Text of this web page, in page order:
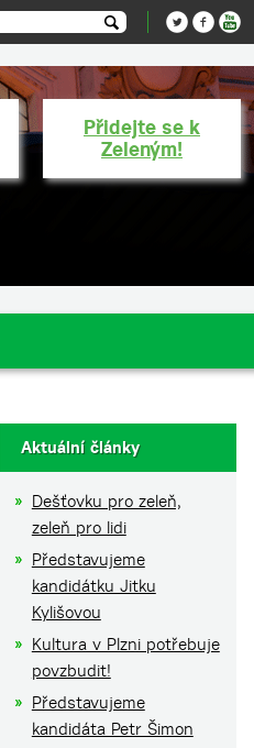
Přidejte se k
Zeleným!
Aktuální články
Dešťovku pro zeleň,
zeleň pro lidi
Představujeme
kandidátku Jitku
Kylišovou
Kultura v Plzni potřebuje
povzbudit!
Představujeme
kandidáta Petr Šimon